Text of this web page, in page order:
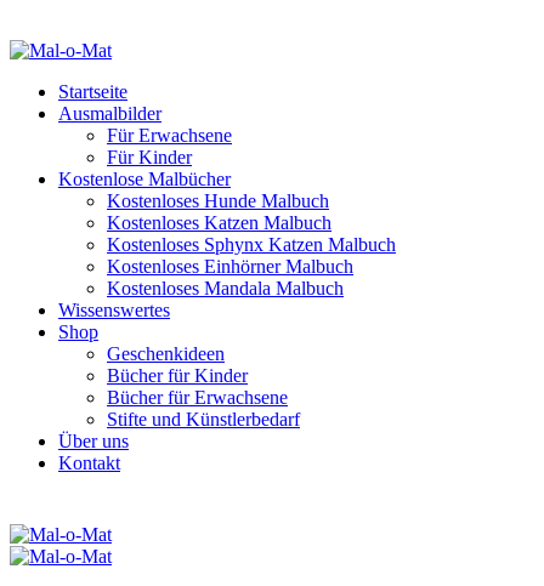
Startseite
Ausmalbilder
Für Erwachsene
Für Kinder
Kostenlose Malbücher
Kostenloses Hunde Malbuch
Kostenloses Katzen Malbuch
Kostenloses Sphynx Katzen Malbuch
Kostenloses Einhörner Malbuch
Kostenloses Mandala Malbuch
Wissenswertes
Shop
Geschenkideen
Bücher für Kinder
Bücher für Erwachsene
Stifte und Künstlerbedarf
Über uns
Kontakt